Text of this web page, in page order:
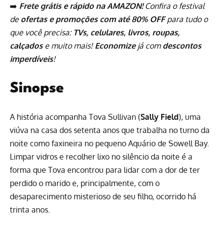
➡️ Frete grátis e rápido na AMAZON!Confira o festival
de ofertas e promoções com até 80% OFFpara tudo o
que você precisa: TVs, celulares, livros, roupas,
calçadose muito mais! Economizejá com descontos
imperdíveis!
Sinopse
A história acompanha Tova Sullivan (Sally Field), uma
viúva na casa dos setenta anos que trabalha no turno da
noite como faxineira no pequeno Aquário de Sowell Bay.
Limpar vidros e recolher lixo no silêncio da noite é a
forma que Tova encontrou para lidar com a dor de ter
perdido o marido e, principalmente, com o
desaparecimento misterioso de seu filho, ocorrido há
trinta anos.